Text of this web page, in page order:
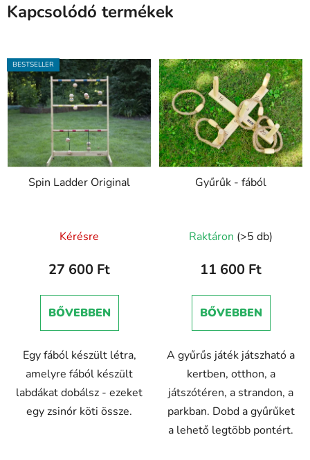
Kapcsolódó termékek
BESTSELLER
Spin Ladder Original
termék
átlagos
5-
ből
csillag.
Kérésre
27 600 Ft
BŐVEBBEN
Egy fából készült létra,
amelyre fából készült
labdákat dobálsz - ezeket
egy zsinór köti össze.
Gyűrűk - fából
termék
átlagos
5-
ből
csillag.
Raktáron (>5 db)
11 600 Ft
BŐVEBBEN
A gyűrűs játék játszható a
kertben, otthon, a
játszótéren, a strandon, a
parkban. Dobd a gyűrűket
a lehető legtöbb pontért.